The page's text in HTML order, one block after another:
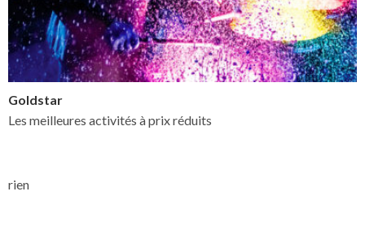
Goldstar
Les meilleures activités à prix réduits
rien